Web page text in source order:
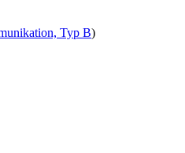
Typ B)